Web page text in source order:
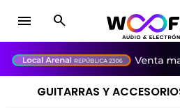
menu
GUITARRAS Y
close